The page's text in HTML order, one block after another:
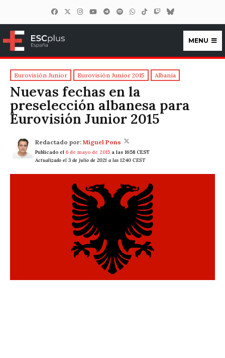
ESCplus España
MENU
Eurovisión Junior Eurovisión Junior 2015 Albania
Nuevas fechas en la
preselección albanesa para
Eurovisión Junior 2015
Redactado por: Miguel Pons
Publicado el 6 de mayo de 2015 a las 16:58 CEST
Actualizado el 3 de julio de 2021 a las 12:40 CEST